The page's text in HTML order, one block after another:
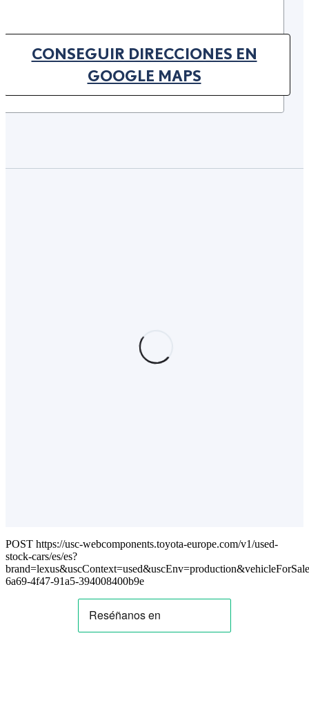
CONSEGUIR DIRECCIONES EN
GOOGLE MAPS(OPENS IN NEW TAB)
POST https://usc-webcomponents.toyota-europe.com/v1/used-
stock-cars/es/es?
6a69-4f47-91a5-394008400b9e